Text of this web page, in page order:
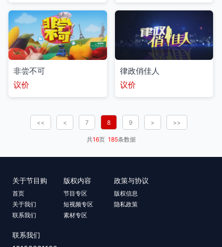
非尝不可
议价
律政俏佳人
议价
<< < 7 8 9 > >>
共16页 185条数据
关于节目购
首页
关于我们
联系我们
版权内容
节目专区
短视频专区
素材专区
政策与协议
版权信息
隐私政策
联系我们